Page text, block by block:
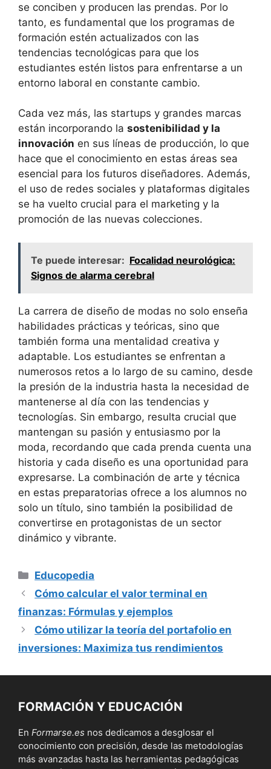
se conciben y producen las prendas. Por lo
tanto, es fundamental que los programas de
formación estén actualizados con las
tendencias tecnológicas para que los
estudiantes estén listos para enfrentarse a un
entorno laboral en constante cambio.
Cada vez más, las startups y grandes marcas
están incorporando la sostenibilidad y la
innovación en sus líneas de producción, lo que
hace que el conocimiento en estas áreas sea
esencial para los futuros diseñadores. Además,
el uso de redes sociales y plataformas digitales
se ha vuelto crucial para el marketing y la
promoción de las nuevas colecciones.
Te puede interesar: Focalidad neurológica:
Signos de alarma cerebral
La carrera de diseño de modas no solo enseña
habilidades prácticas y teóricas, sino que
también forma una mentalidad creativa y
adaptable. Los estudiantes se enfrentan a
numerosos retos a lo largo de su camino, desde
la presión de la industria hasta la necesidad de
mantenerse al día con las tendencias y
tecnologías. Sin embargo, resulta crucial que
mantengan su pasión y entusiasmo por la
moda, recordando que cada prenda cuenta una
historia y cada diseño es una oportunidad para
expresarse. La combinación de arte y técnica
en estas preparatorias ofrece a los alumnos no
solo un título, sino también la posibilidad de
convertirse en protagonistas de un sector
dinámico y vibrante.
Categorías
Educopedia
Cómo calcular el valor terminal en
finanzas: Fórmulas y ejemplos
Cómo utilizar la teoría del portafolio en
inversiones: Maximiza tus rendimientos
FORMACIÓN Y EDUCACIÓN
En Formarse.es nos dedicamos a desglosar el
conocimiento con precisión, desde las metodologías
más avanzadas hasta las herramientas pedagógicas